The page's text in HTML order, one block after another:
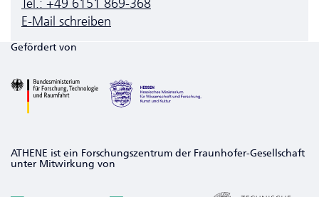
Tel.: +49 6151 869-368
E-Mail schreiben
Gefördert von
ATHENE ist ein Forschungszentrum der Fraunhofer-Gesellschaft
unter Mitwirkung von